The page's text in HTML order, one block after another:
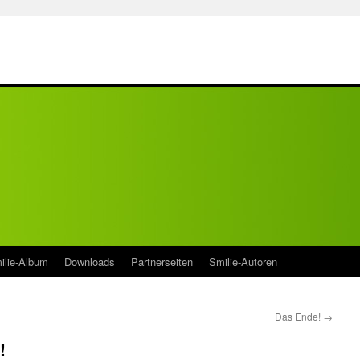
Album Downloads Partnerseiten Smilie-Autoren
Das Ende! →